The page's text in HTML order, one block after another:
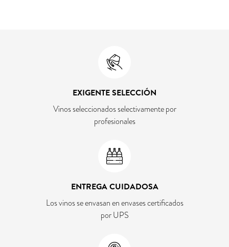
EXIGENTE SELECCIÓN
Vinos seleccionados selectivamente por
profesionales
ENTREGA CUIDADOSA
Los vinos se envasan en envases certificados
por UPS